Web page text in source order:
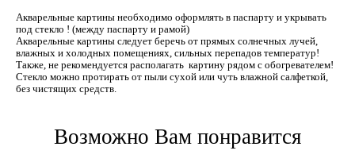
Акварельные картины необходимо оформлять в паспарту и укрывать
под стекло ! (между паспарту и рамой)
Акварельные картины следует беречь от прямых солнечных лучей,
влажных и холодных помещениях, сильных перепадов температур!
Также, не рекомендуется располагать картину рядом с обогревателем!
Стекло можно протирать от пыли сухой или чуть влажной салфеткой,
без чистящих средств.
Возможно Вам понравится